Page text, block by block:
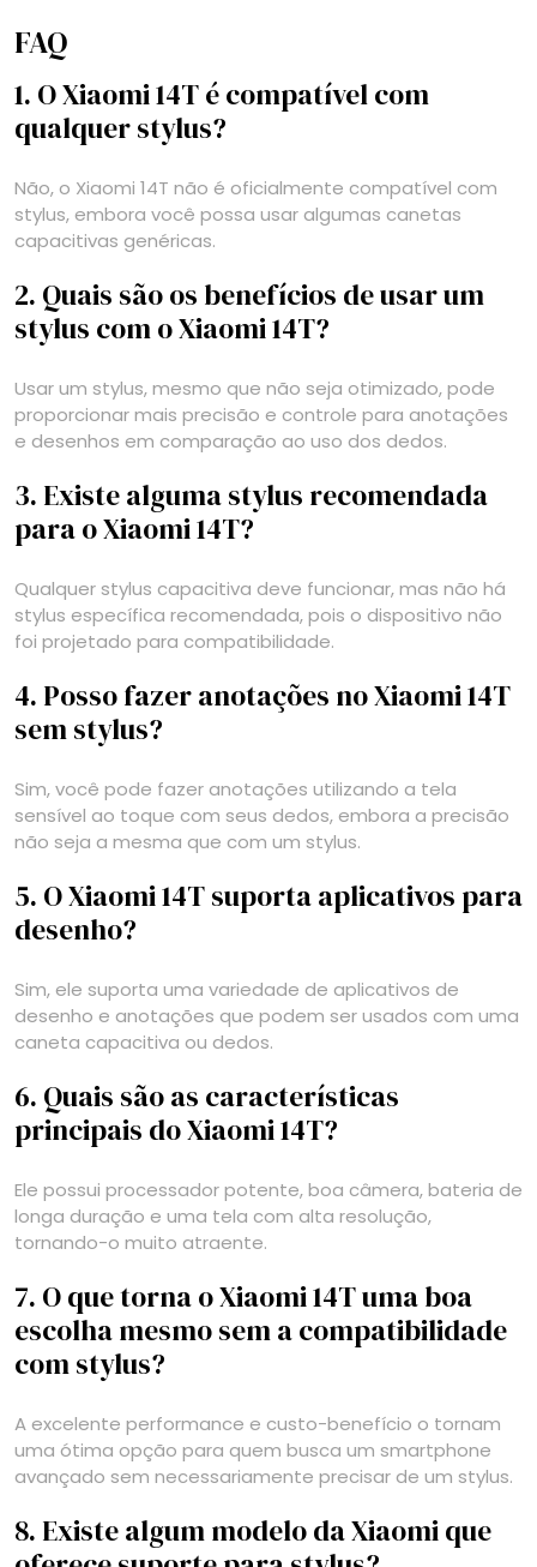
FAQ
1. O Xiaomi 14T é compatível com
qualquer stylus?
Não, o Xiaomi 14T não é oficialmente compatível com
stylus, embora você possa usar algumas canetas
capacitivas genéricas.
2. Quais são os benefícios de usar um
stylus com o Xiaomi 14T?
Usar um stylus, mesmo que não seja otimizado, pode
proporcionar mais precisão e controle para anotações
e desenhos em comparação ao uso dos dedos.
3. Existe alguma stylus recomendada
para o Xiaomi 14T?
Qualquer stylus capacitiva deve funcionar, mas não há
stylus específica recomendada, pois o dispositivo não
foi projetado para compatibilidade.
4. Posso fazer anotações no Xiaomi 14T
sem stylus?
Sim, você pode fazer anotações utilizando a tela
sensível ao toque com seus dedos, embora a precisão
não seja a mesma que com um stylus.
5. O Xiaomi 14T suporta aplicativos para
desenho?
Sim, ele suporta uma variedade de aplicativos de
desenho e anotações que podem ser usados com uma
caneta capacitiva ou dedos.
6. Quais são as características
principais do Xiaomi 14T?
Ele possui processador potente, boa câmera, bateria de
longa duração e uma tela com alta resolução,
tornando-o muito atraente.
7. O que torna o Xiaomi 14T uma boa
escolha mesmo sem a compatibilidade
com stylus?
A excelente performance e custo-benefício o tornam
uma ótima opção para quem busca um smartphone
avançado sem necessariamente precisar de um stylus.
8. Existe algum modelo da Xiaomi que